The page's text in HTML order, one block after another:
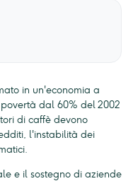
in un'economia a
dal 60% del 2002
di caffè devono
l'instabilità dei
e il sostegno di aziende